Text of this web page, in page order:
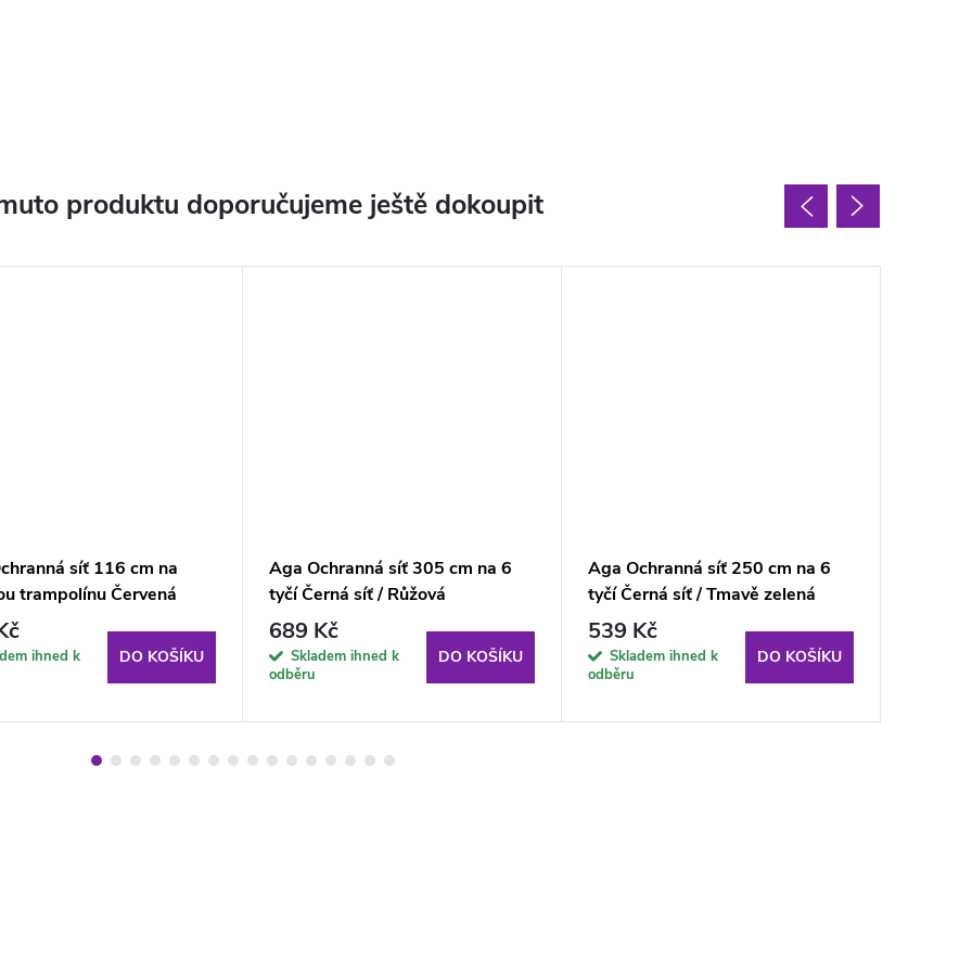
produktu doporučujeme ještě dokoupit
síť 116 cm na
trampolínu Červená
ihned k DO KOŠÍKU
Aga Ochranná síť 305 cm na 6
tyčí Černá síť / Růžová
689 Kč
Skladem ihned k
odběru
DO KOŠÍKU
Aga Ochranná síť 250 cm na 6
tyčí Černá síť / Tmavě zelená
539 Kč
Skladem ihned k
odběru
DO KOŠÍKU